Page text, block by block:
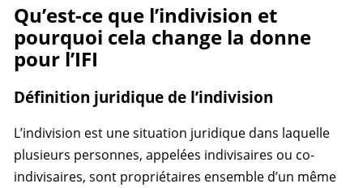
Qu’est-ce que l’indivision et
pourquoi cela change la donne
pour l’IFI
Définition juridique de l’indivision
L’indivision est une situation juridique dans laquelle
plusieurs personnes, appelées indivisaires ou co-
indivisaires, sont propriétaires ensemble d’un même